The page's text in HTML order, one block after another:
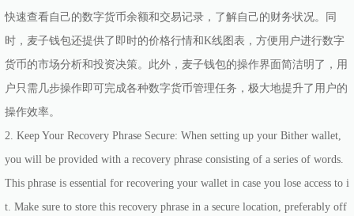
快速查看自己的数字货币余额和交易记录，了解自己的财务状况。同
时，麦子钱包还提供了即时的价格行情和K线图表，方便用户进行数字
货币的市场分析和投资决策。此外，麦子钱包的操作界面简洁明了，用
户只需几步操作即可完成各种数字货币管理任务，极大地提升了用户的
操作效率。
2. Keep Your Recovery Phrase Secure: When setting up your Bither wallet,
you will be provided with a recovery phrase consisting of a series of words.
This phrase is essential for recovering your wallet in case you lose access to i
t. Make sure to store this recovery phrase in a secure location, preferably off